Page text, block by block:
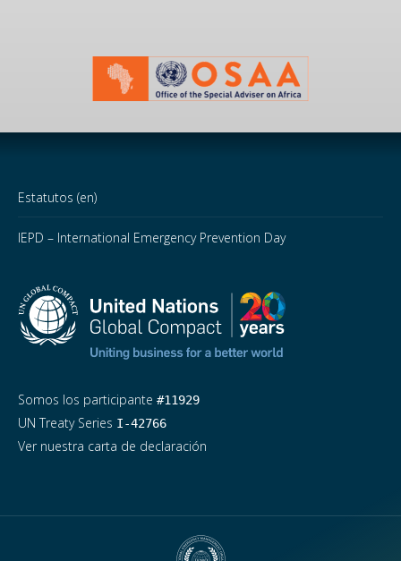
Estatutos (en)
IEPD – International Emergency Prevention Day
Somos los participante #11929
UN Treaty Series I-42766
Ver nuestra carta de declaración